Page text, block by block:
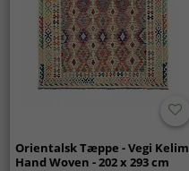
Orientalsk Tæppe - Vegi Kelim
Hand Woven - 202 x 293 cm